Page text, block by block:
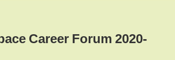
Career Forum 2020-